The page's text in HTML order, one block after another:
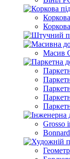
Масив
Grosso